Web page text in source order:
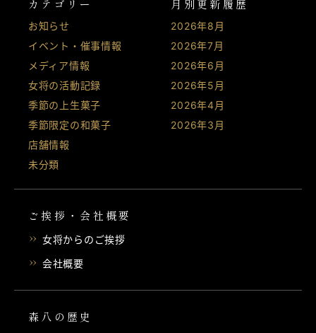
カテゴリー
お知らせ
イベント・催事情報
メディア情報
女将の活動記録
季節の上生菓子
季節限定の和菓子
店舗情報
未分類
月別更新履歴
2026年8月
2026年7月
2026年6月
2026年5月
2026年4月
2026年3月
ご挨拶・会社概要
女将からのご挨拶
会社概要
森八の歴史